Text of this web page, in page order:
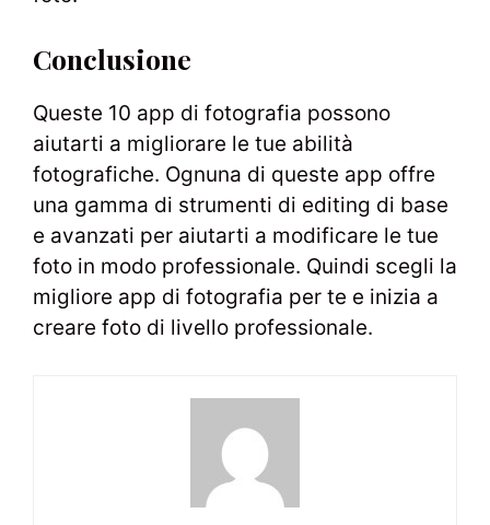
Conclusione
Queste 10 app di fotografia possono
aiutarti a migliorare le tue abilità
fotografiche. Ognuna di queste app offre
una gamma di strumenti di editing di base
e avanzati per aiutarti a modificare le tue
foto in modo professionale. Quindi scegli la
migliore app di fotografia per te e inizia a
creare foto di livello professionale.